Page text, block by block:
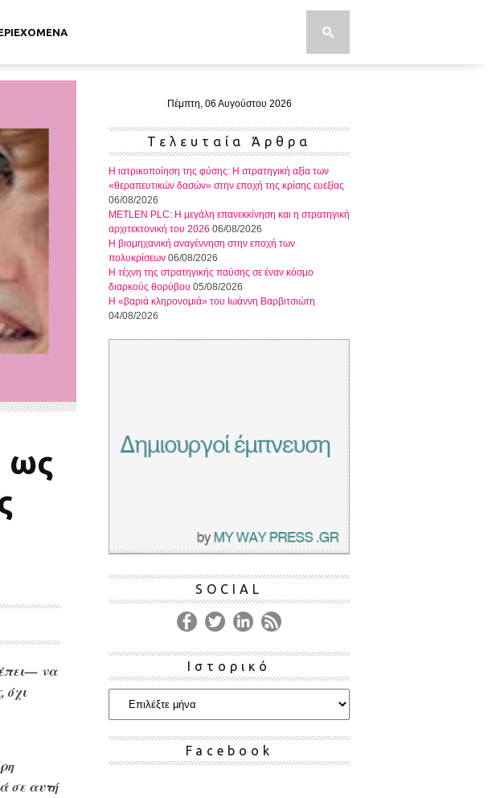
ως
να
όχι
σε αυτή
Πέμπτη, 06 Αυγούστου 2026
Τελευταία Άρθρα
Η ιατρικοποίηση της φύσης: Η στρατηγική αξία των
«θεραπευτικών δασών» στην εποχή της κρίσης ευεξίας
06/08/2026
METLEN PLC: Η μεγάλη επανεκκίνηση και η στρατηγική
αρχιτεκτονική του 2026 06/08/2026
Η βιομηχανική αναγέννηση στην εποχή των
πολυκρίσεων 06/08/2026
Η τέχνη της στρατηγικής παύσης σε έναν κόσμο
διαρκούς θορύβου 05/08/2026
Η «βαριά κληρονομιά» του Ιωάννη Βαρβιτσιώτη
04/08/2026
SOCIAL
Ιστορικό
Facebook